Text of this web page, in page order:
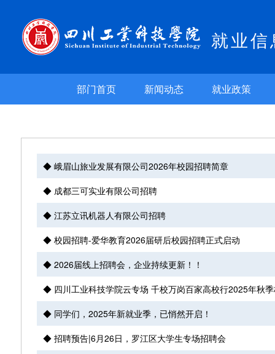
就业
部门首页 新闻动态 就业政策
◆ 峨眉山旅业发展有限公司2026年校园招聘简章
◆ 成都三可实业有限公司招聘
◆ 江苏立讯机器人有限公司招聘
◆ 校园招聘-爱华教育2026届研后校园招聘正式启动
◆ 2026届线上招聘会，企业持续更新！！
◆ 四川工业科技学院云专场 千校万岗百家高校行2025年秋
◆ 同学们，2025年新就业季，已悄然开启！
◆ 招聘预告|6月26日，罗江区大学生专场招聘会